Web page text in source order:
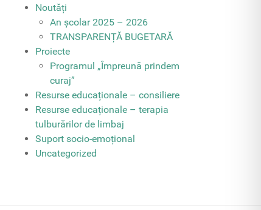
Noutăți
An școlar 2025 – 2026
TRANSPARENȚĂ BUGETARĂ
Proiecte
Programul „Împreună prindem
curaj”
Resurse educaționale – consiliere
Resurse educaționale – terapia
tulburărilor de limbaj
Suport socio-emoțional
Uncategorized